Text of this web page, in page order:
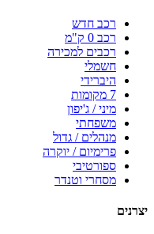
רכב חדש
רכב 0 ק"מ
רכבים למכירה
חשמלי
היברידי
7 מקומות
מיני / ג'יפון
משפחתי
מנהלים / גדול
פרימיום / יוקרה
ספורטיבי
מסחרי וטנדר
יצרנים